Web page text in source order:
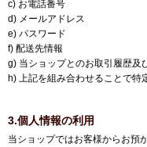
c) お電話番号
d) メールアドレス
e) パスワード
f) 配送先情報
g) 当ショップとのお取引履歴及
h) 上記を組み合わせることで特
3.個人情報の利用
当ショップではお客様からお預